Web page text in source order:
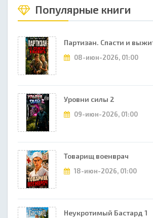
Популярные книги
Партизан. Спасти и
08-июн-2026, 01:00
Уровни силы 2
09-июн-2026, 01:00
Товарищ военврач
18-июн-2026, 01:00
Неукротимый Бастард 1